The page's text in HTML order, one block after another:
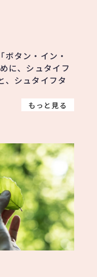
タン・イン・
に、シュタイフ
、シュタイフタ
もっと見る